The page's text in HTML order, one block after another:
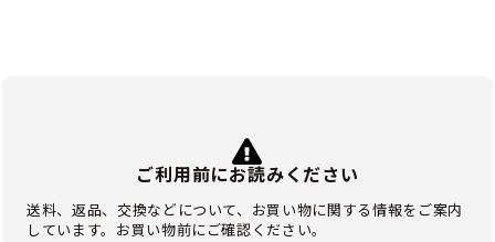
ご利用前にお読みください
送料、返品、交換などについて、お買い物に関する情報をご案内
しています。お買い物前にご確認ください。